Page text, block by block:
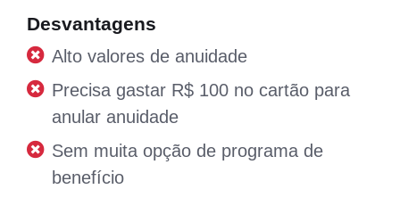
Desvantagens
Alto valores de anuidade
Precisa gastar R$ 100 no cartão para
anular anuidade
Sem muita opção de programa de
benefício